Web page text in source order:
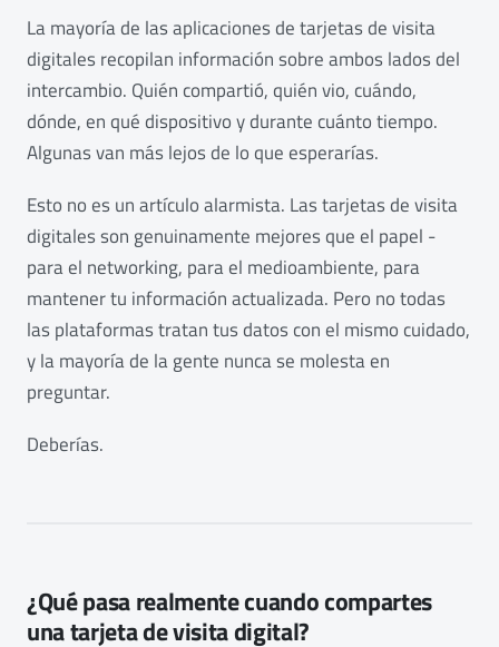
La mayoría de las aplicaciones de tarjetas de visita
digitales recopilan información sobre ambos lados del
intercambio. Quién compartió, quién vio, cuándo,
dónde, en qué dispositivo y durante cuánto tiempo.
Algunas van más lejos de lo que esperarías.
Esto no es un artículo alarmista. Las tarjetas de visita
digitales son genuinamente mejores que el papel -
para el networking, para el medioambiente, para
mantener tu información actualizada. Pero no todas
las plataformas tratan tus datos con el mismo cuidado,
y la mayoría de la gente nunca se molesta en
preguntar.
Deberías.
¿Qué pasa realmente cuando compartes
una tarjeta de visita digital?